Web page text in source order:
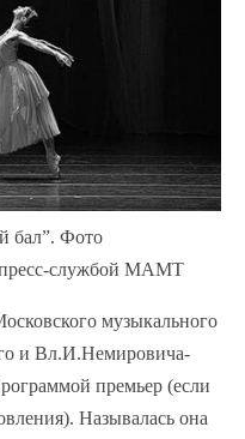
бал”. Фото
службой МАМТ
музыкального
и Вл.И.Немировича-
премьер (если
Называлась она